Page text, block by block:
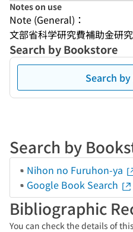
Notes on use
Note (General)：
文部省科学研究費補助金研
Search by Bookstore
Search
Search by
Nihon no Furuhon-ya
Google Book Search
Bibliographic
You can check the details of